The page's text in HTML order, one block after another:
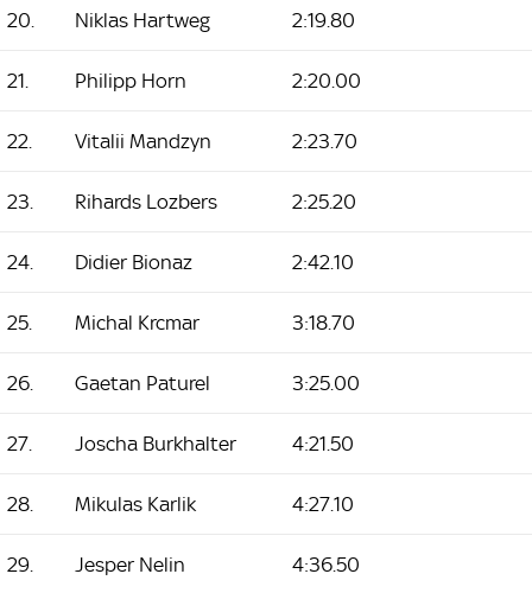
20. Niklas Hartweg 2:19.80
21. Philipp Horn 2:20.00
22. Vitalii Mandzyn 2:23.70
23. Rihards Lozbers 2:25.20
24. Didier Bionaz 2:42.10
25. Michal Krcmar 3:18.70
26. Gaetan Paturel 3:25.00
27. Joscha Burkhalter 4:21.50
28. Mikulas Karlik 4:27.10
29. Jesper Nelin 4:36.50